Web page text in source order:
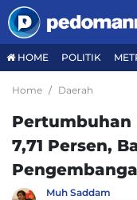
HOME POLITIK
Home Daerah
Pertumbuhan
7,71 Persen,
Muh Saddam